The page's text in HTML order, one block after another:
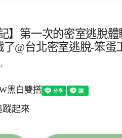
】第一次的密室逃脫
@台北密室逃脫-笨蛋
黑白雙搭
蹤起來